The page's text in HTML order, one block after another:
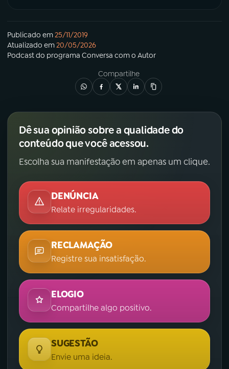
Publicado em25/11/2019
Atualizado em20/05/2026
Podcastdo programa Conversa com o Autor
Compartilhe
Dê sua opinião sobre a qualidade do
conteúdo que você acessou.
Escolha sua manifestação em apenas um clique.
DENÚNCIA
Relate irregularidades.
RECLAMAÇÃO
Registre sua insatisfação.
ELOGIO
Compartilhe algo positivo.
SUGESTÃO
Envie uma ideia.